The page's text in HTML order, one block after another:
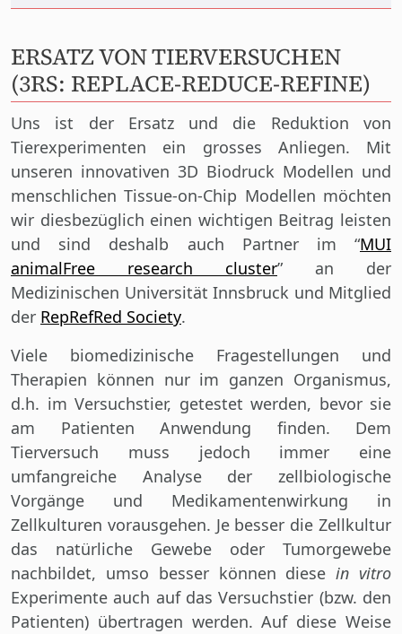
ERSATZ VON TIERVERSUCHEN
(3RS: REPLACE-REDUCE-REFINE)
Uns ist der Ersatz und die Reduktion von
Tierexperimenten ein grosses Anliegen. Mit
unseren innovativen 3D Biodruck Modellen und
menschlichen Tissue-on-Chip Modellen möchten
wir diesbezüglich einen wichtigen Beitrag leisten
und sind deshalb auch Partner im “MUI
animalFree research cluster” an der
Medizinischen Universität Innsbruck und Mitglied
der RepRefRed Society.
Viele biomedizinische Fragestellungen und
Therapien können nur im ganzen Organismus,
d.h. im Versuchstier, getestet werden, bevor sie
am Patienten Anwendung finden. Dem
Tierversuch muss jedoch immer eine
umfangreiche Analyse der zellbiologische
Vorgänge und Medikamentenwirkung in
Zellkulturen vorausgehen. Je besser die Zellkultur
das natürliche Gewebe oder Tumorgewebe
nachbildet, umso besser können diesein vitro
Experimente auch auf das Versuchstier (bzw. den
Patienten) übertragen werden. Auf diese Weise